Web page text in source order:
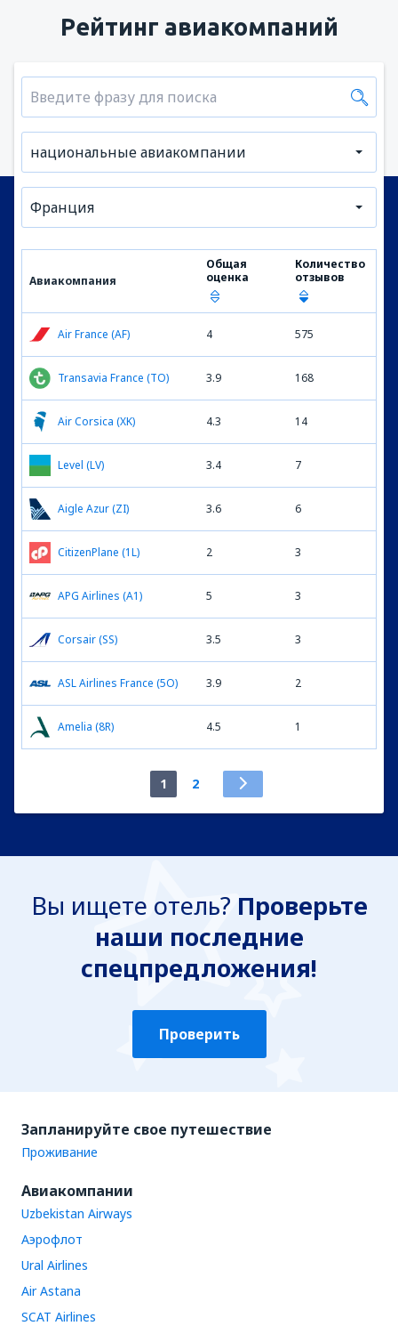
Рейтинг авиакомпаний
национальные авиакомпании
Франция
Авиакомпания
Общая
оценка
Количество
отзывов
Air France (AF) 4 575
Transavia France (TO) 3.9 168
Air Corsica (XK) 4.3 14
Level (LV) 3.4 7
Aigle Azur (ZI) 3.6 6
CitizenPlane (1L) 2 3
APG Airlines (A1) 5 3
Corsair (SS) 3.5 3
ASL Airlines France (5O) 3.9 2
Amelia (8R) 4.5 1
1 2
Вы ищете отель? Проверьте
наши последние
спецпредложения!
Проверить
Запланируйте свое путешествие
Проживание
Авиакомпании
Uzbekistan Airways
Аэрофлот
Ural Airlines
Air Astana
SCAT Airlines